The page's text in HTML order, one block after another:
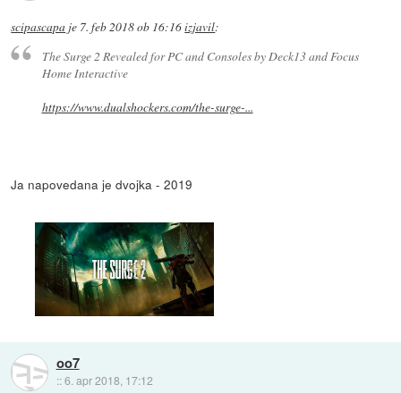
scipascapa je 7. feb 2018 ob 16:16izjavil:
The Surge 2 Revealed for PC and Consoles by Deck13 and Focus
Home Interactive
https://www.dualshockers.com/the-surge-...
Ja napovedana je dvojka - 2019
oo7
::6. apr 2018, 17:12